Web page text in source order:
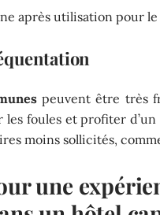
après utilisation pour
peuvent être très
les foules et profiter
moins sollicités,
une